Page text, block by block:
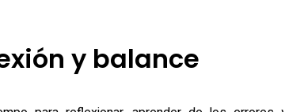
y balance